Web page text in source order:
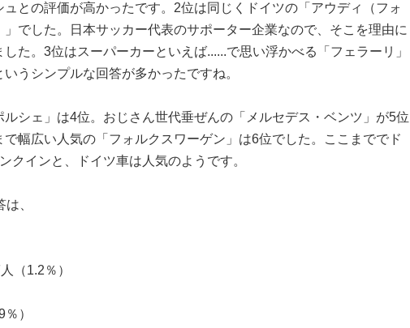
との評価が高かったです。2位は同じくドイツの「アウディ（フォ
でした。日本サッカー代表のサポーター企業なので、そこを理由に
た。3位はスーパーカーといえば......で思い浮かべる「フェラーリ」
うシンプルな回答が多かったですね。
ルシェ」は4位。おじさん世代垂ぜんの「メルセデス・ベンツ」が5位
幅広い人気の「フォルクスワーゲン」は6位でした。ここまででド
クインと、ドイツ車は人気のようです。
、
（1.2％）
）